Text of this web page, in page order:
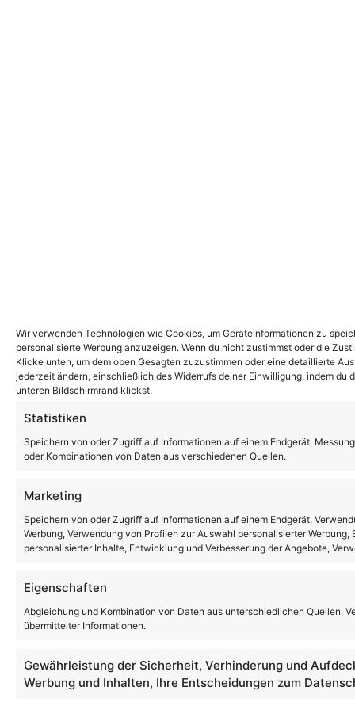
Wir verwenden Technologien wie Cookies, um Geräteinformationen zu
personalisierte Werbung anzuzeigen. Wenn du nicht zustimmst oder die
Klicke unten, um dem oben Gesagten zuzustimmen oder eine detaillierte
jederzeit ändern, einschließlich des Widerrufs deiner Einwilligung, indem
unteren Bildschirmrand klickst.
Statistiken
Speichern von oder Zugriff auf Informationen auf einem Endgerät,
oder Kombinationen von Daten aus verschiedenen Quellen.
Marketing
Speichern von oder Zugriff auf Informationen auf einem Endgerät,
Werbung, Verwendung von Profilen zur Auswahl personalisierter
personalisierter Inhalte, Entwicklung und Verbesserung der Angebote,
Eigenschaften
Abgleichung und Kombination von Daten aus unterschiedlichen Quellen,
übermittelter Informationen.
Gewährleistung der Sicherheit, Verhinderung und
Werbung und Inhalten, Ihre Entscheidungen zum